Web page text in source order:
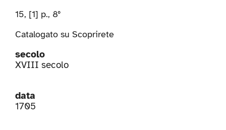
15, [1] p., 8°
Catalogato su Scoprirete
secolo
XVIII secolo
data
1705